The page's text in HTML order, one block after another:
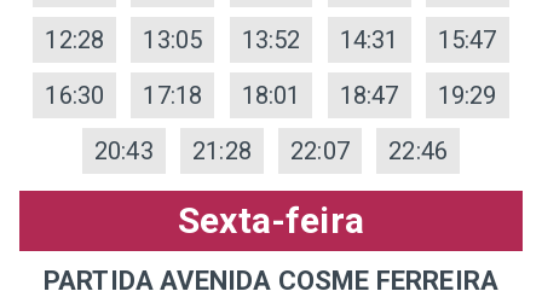
12:28
13:05 13:52 14:31
15:47
16:30
17:18 18:01 18:47
19:29
20:43
21:28 22:07 22:46
Sexta-feira
PARTIDA AVENIDA COSME FERREIRA